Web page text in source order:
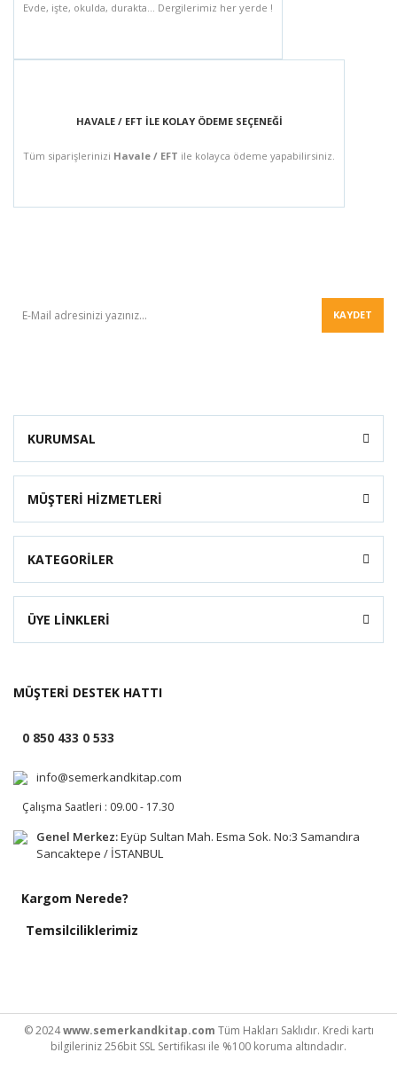
Evde, işte, okulda, durakta... Dergilerimiz her yerde !
HAVALE / EFT İLE KOLAY ÖDEME SEÇENEĞİ
Tüm siparişlerinizi Havale / EFT ile kolayca ödeme yapabilirsiniz.
KAYDET
KURUMSAL
MÜŞTERİ HİZMETLERİ
KATEGORİLER
ÜYE LİNKLERİ
MÜŞTERİ DESTEK HATTI
0 850 433 0 533
info@semerkandkitap.com
Çalışma Saatleri : 09.00 - 17.30
Genel Merkez:Eyüp Sultan Mah. Esma Sok. No:3 Samandıra
Sancaktepe / İSTANBUL
Kargom Nerede?
Temsilciliklerimiz
© 2024www.semerkandkitap.com Tüm Hakları Saklıdır. Kredi kartı
bilgileriniz 256bit SSL Sertifikası ile %100 koruma altındadır.